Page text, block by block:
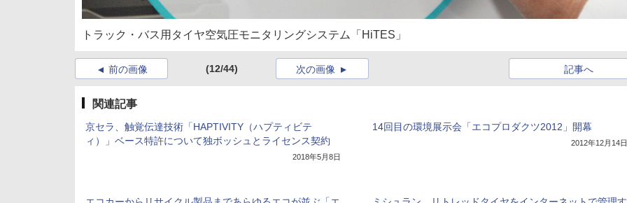
トラック・バス用タイヤ空気圧モニタリングシステム「HiTES」
前の画像 (12/44) 記事へ
次の画像
関連記事
京セラ、触覚伝達技術「HAPTIVITY（ハプティビテ
ィ）」ベース特許について独ボッシュとライセンス契約
2018年5月8日
14回目の環境展示会「エコプロダクツ2012」開幕
2012年12月14日